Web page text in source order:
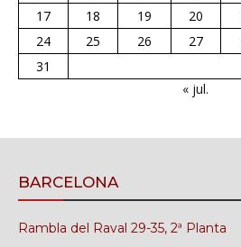
17
18 19 20
24
25 26 27
31
« jul.
BARCELONA
Rambla del Raval 29-35, 2ª Planta